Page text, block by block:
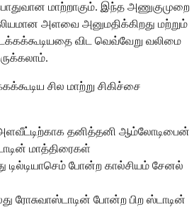
மாற்றாகும். இந்த அணுகுமுறை
அளவை அனுமதிக்கிறது மற்றும்
விட வெவ்வேறு வலிமை
சில மாற்று சிகிச்சை
தனித்தனி ஆம்லோடிபைன்
மாத்திரைகள்
டில்டியாசெம் போன்ற கால்சியம் சேனல்
ரோசுவாஸ்டாடின் போன்ற பிற ஸ்டாடின்